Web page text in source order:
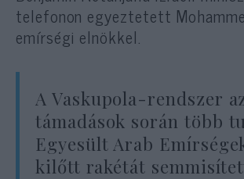
telefonon egyeztetett
emírségi elnökkel.
A Vaskupola-rendszer
támadások során több
Egyesült Arab
kilőtt rakétát